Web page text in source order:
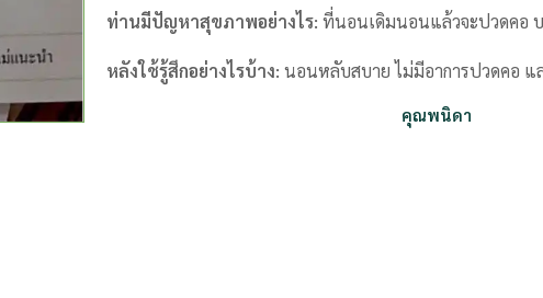
ท่านมีปัญหาสุขภาพอย่างไร: ที่นอนเดิมนอนแล้วจะปวดคอ
หลังใช้รู้สึกอย่างไรบ้าง: นอนหลับสบาย ไม่มีอาการปวดคอ
คุณพนิดา